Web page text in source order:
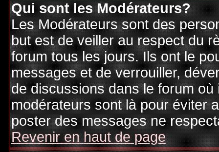
Qui sont les Modérateurs?
Les Modérateurs sont des
but est de veiller au respect du
forum tous les jours. Ils ont le
messages et de verrouiller,
de discussions dans le forum
modérateurs sont là pour éviter
poster des messages ne
Revenir en haut de page